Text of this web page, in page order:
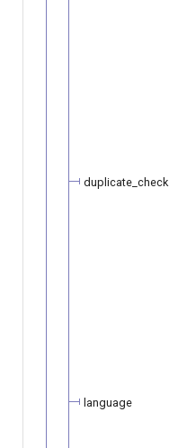
duplicate_check
language